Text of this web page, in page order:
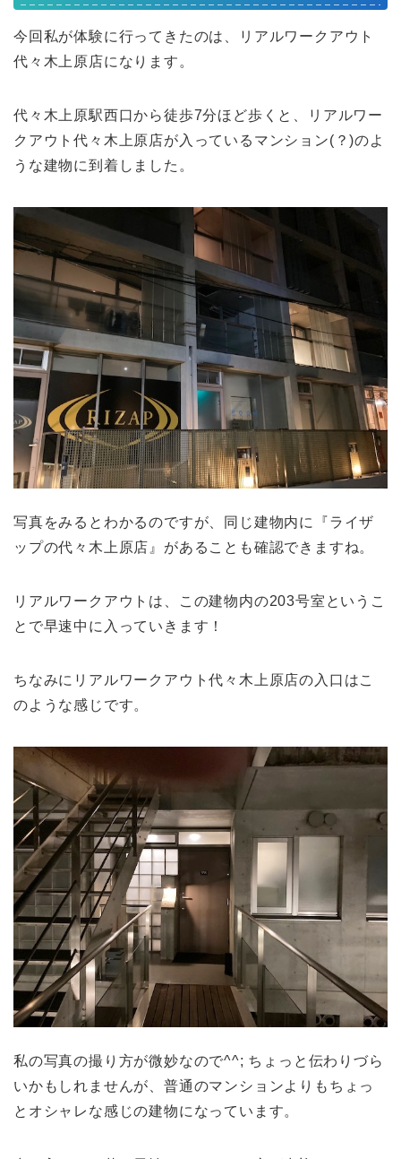
今回私が体験に行ってきたのは、リアルワークアウト
代々木上原店になります。
代々木上原駅西口から徒歩7分ほど歩くと、リアルワー
クアウト代々木上原店が入っているマンション(？)のよ
うな建物に到着しました。
写真をみるとわかるのですが、同じ建物内に『ライザ
ップの代々木上原店』があることも確認できますね。
リアルワークアウトは、この建物内の203号室というこ
とで早速中に入っていきます！
ちなみにリアルワークアウト代々木上原店の入口はこ
のような感じです。
私の写真の撮り方が微妙なので^^; ちょっと伝わりづら
いかもしれませんが、普通のマンションよりもちょっ
とオシャレな感じの建物になっています。